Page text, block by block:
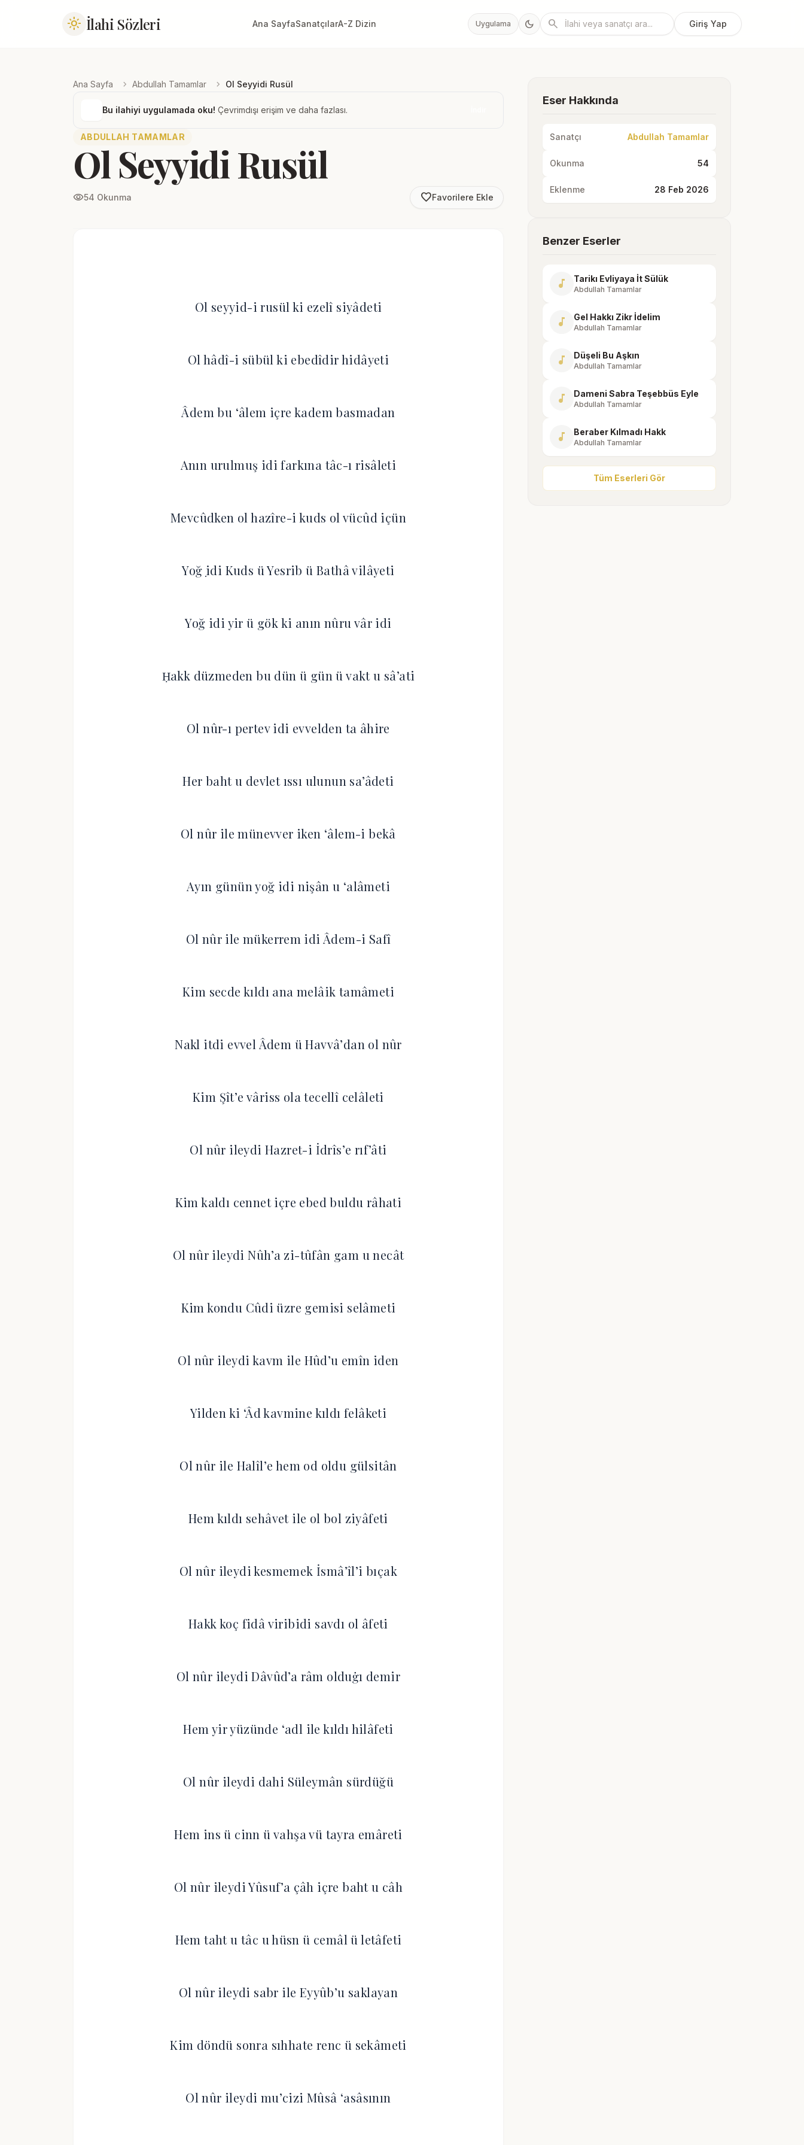
light_mode İlahi Sözleri Ana SayfaSanatçılarA-Z Dizin Uygulama dark_mode search Giriş Yap
Ana Sayfa chevron_right Abdullah Tamamlar chevron_right Ol Seyyidi Rusül
Bu ilahiyi uygulamada oku! Çevrimdışı erişim ve daha fazlası.
ABDULLAH TAMAMLAR
Ol Seyyidi Rusül
visibility54 Okunma favorite_borderFavorilere Ekle
Ol seyyid-i rusül ki ezelî siyâdeti
Ol hâdî-i sübül ki ebedîdir hidâyeti
Âdem bu ‘âlem içre kadem basmadan
Anın urulmuş idi farkına tâc-ı risâleti
Mevcûdken ol hazîre-i kuds ol vücûd içün
Yoğ ̣idi Kuds ü Yesrib ü Bathâ vilâyeti
Yoğ idi yir ü gök ki anın nûru vâr idi
Ḥakk düzmeden bu dün ü gün ü vakt u sâ’ati
Ol nûr-ı pertev idi evvelden ta âhire
Her baht u devlet ıssı ulunun sa’âdeti
Ol nûr ile münevver iken ‘âlem-i bekâ
Ayın günün yoğ idi nişân u ‘alâmeti
Ol nûr ile mükerrem idi Âdem-i Safî
Kim secde kıldı ana melâik tamâmeti
Nakl itdi evvel Âdem ü Havvâ’dan ol nûr
Kim Şît’e vâriss ola tecellî celâleti
Ol nûr ileydi Hazret-i İdrîs’e rıf’âti
Kim kaldı cennet içre ebed buldu râhati
Ol nûr ileydi Nûh’a zi-tûfân gam u necât
Kim kondu Cûdi üzre gemisi selâmeti
Ol nûr ileydi kavm ile Hûd’u emîn iden
Yilden ki ‘Âd kavmine kıldı felâketi
Ol nûr ile Halîl’e hem od oldu gülsitân
Hem kıldı sehâvet ile ol bol ziyâfeti
Ol nûr ileydi kesmemek İsmâ’îl’i bıçak
Hakk koç fidâ viribidi savdı ol âfeti
Ol nûr ileydi Dâvûd’a râm olduġı demir
Hem yir yüzünde ‘adl ile kıldı hilâfeti
Ol nûr ileydi dahi Süleymân sürdüğü
Hem ins ü cinn ü vahşa vü tayra emâreti
Ol nûr ileydi Yûsuf’a çâh içre baht u câh
Hem taht u tâc u hüsn ü cemâl ü letâfeti
Ol nûr ileydi sabr ile Eyyûb’u saklayan
Kim döndü sonra sıhhate renc ü sekâmeti
Ol nûr ileydi mu’cizi Mûsâ ‘asâsının
Eser Hakkında
Sanatçı Abdullah Tamamlar
Okunma 54
Eklenme 28 Feb 2026
Benzer Eserler
music_note Tarikı Evliyaya İt Sülük
Abdullah Tamamlar
music_note Gel Hakkı Zikr İdelim
Abdullah Tamamlar
music_note Düşeli Bu Aşkın
Abdullah Tamamlar
music_note Dameni Sabra Teşebbüs Eyle
Abdullah Tamamlar
music_note Beraber Kılmadı Hakk
Abdullah Tamamlar
Tüm Eserleri Gör